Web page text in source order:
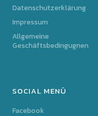
Datenschutzerklärung
Impressum
Allgemeine
Geschäftsbedingugnen
SOCIAL MENÜ
Facebook